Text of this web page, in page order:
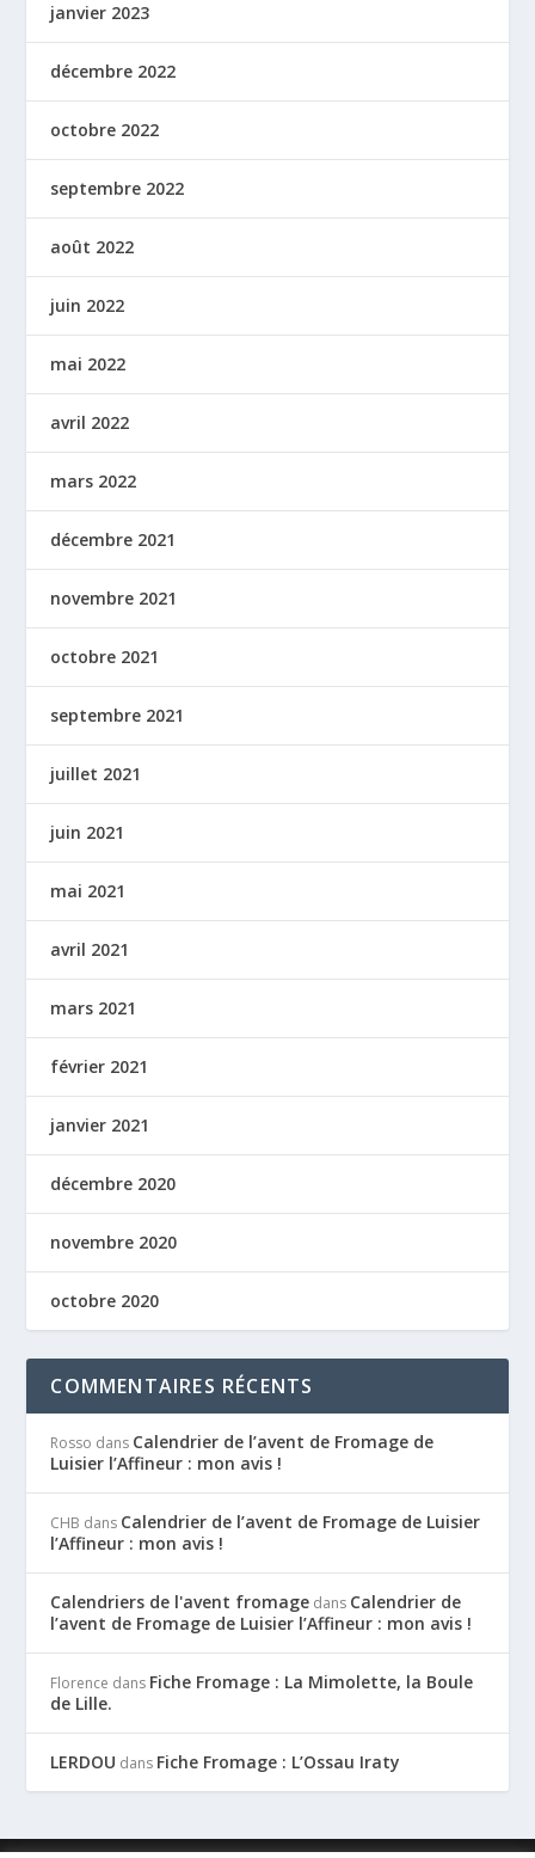
janvier 2023
décembre 2022
octobre 2022
septembre 2022
août 2022
juin 2022
mai 2022
avril 2022
mars 2022
décembre 2021
novembre 2021
octobre 2021
septembre 2021
juillet 2021
juin 2021
mai 2021
avril 2021
mars 2021
février 2021
janvier 2021
décembre 2020
novembre 2020
octobre 2020
COMMENTAIRES RÉCENTS
Rosso dans Calendrier de l’avent de Fromage de
Luisier l’Affineur : mon avis !
CHB dans Calendrier de l’avent de Fromage de Luisier
l’Affineur : mon avis !
Calendriers de l'avent fromage dans Calendrier de
l’avent de Fromage de Luisier l’Affineur : mon avis !
Florence dans Fiche Fromage : La Mimolette, la Boule
de Lille.
LERDOU dans Fiche Fromage : L’Ossau Iraty